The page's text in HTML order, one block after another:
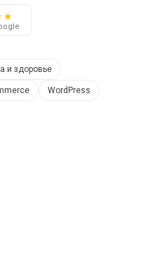
и здоровье
WordPress